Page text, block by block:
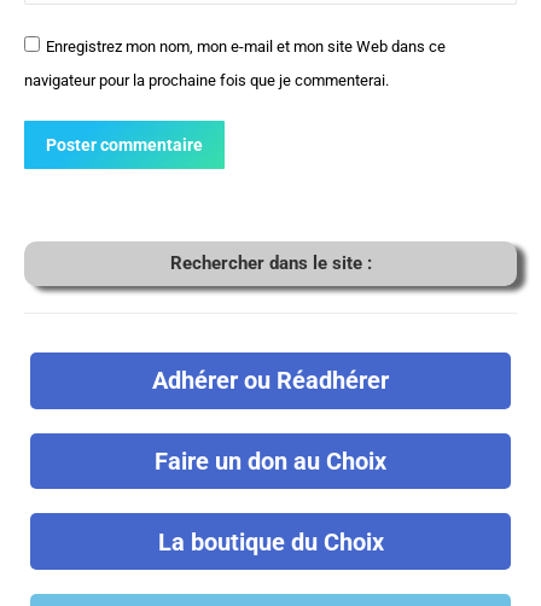
Enregistrez mon nom, mon e-mail et mon site Web dans ce
navigateur pour la prochaine fois que je commenterai.
Poster commentaire
Rechercher dans le site :
Adhérer ou Réadhérer
Faire un don au Choix
La boutique du Choix